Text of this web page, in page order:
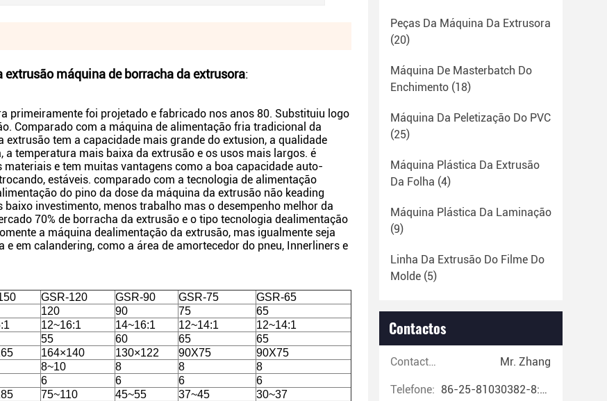
máquina de borracha da extrusora:
primeiramente foi projetado e fabricado nos anos 80. Substituiu logo
Comparado com a máquina de alimentação fria tradicional da
tem a capacidade mais grande do extusion, a qualidade
temperatura mais baixa da extrusão e os usos mais largos. é
e tem muitas vantagens como a boa capacidade auto-
estáveis. comparado com a tecnologia de alimentação
do pino da dose da máquina da extrusão não keading
investimento, menos trabalho mas o desempenho melhor da
70% de borracha da extrusão e o tipo tecnologia dealimentação
a máquina dealimentação da extrusão, mas igualmente seja
em calandering, como a área de amortecedor do pneu, Innerliners e
GSR-120 GSR-90 GSR-75
GSR-65
120 90 75
65
12~16:1 14~16:1 12~14:1
12~14:1
55 60 65
65
164×140 130×122 90X75
90X75
8~10 8 8
8
6 6 6
6
75~110 45~55 37~45
30~37
Peças Da Máquina Da Extrusora
(20)
Máquina De Masterbatch Do
Enchimento (18)
Máquina Da Peletização Do PVC
(25)
Máquina Plástica Da Extrusão
Da Folha (4)
Máquina Plástica Da Laminação
(9)
Linha Da Extrusão Do Filme Do
Molde (5)
Contactos
Contactos: Mr. Zhang
Telefone: 86-25-81030382-8:00~17:00